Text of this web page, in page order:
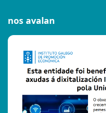
nos avalan